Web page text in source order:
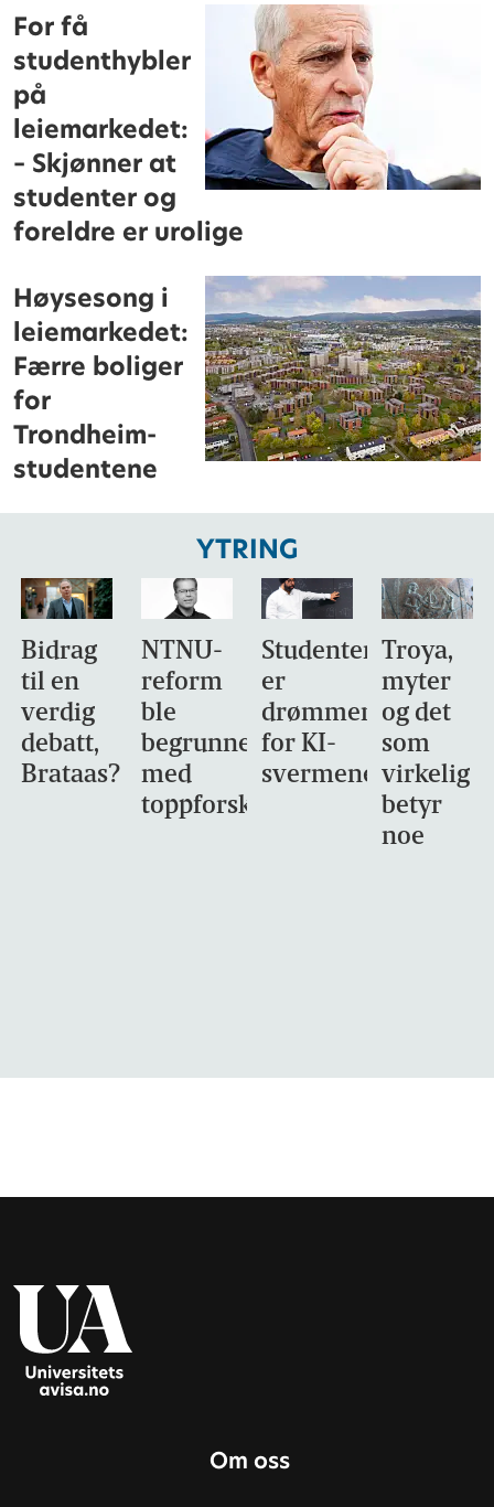
For få
studenthybler
på
leiemarkedet:
– Skjønner at
studenter og
foreldre er urolige
Høysesong i
leiemarkedet:
Færre boliger
for
Trondheim-
studentene
YTRING
Bidrag
til en
verdig
debatt,
Brataas?
NTNU-
reform
ble
begrunnet
med
toppforskning
Studentene
er
drømmemålet
for KI-
svermene
Troya,
myter
og det
som
virkelig
betyr
noe
Om oss